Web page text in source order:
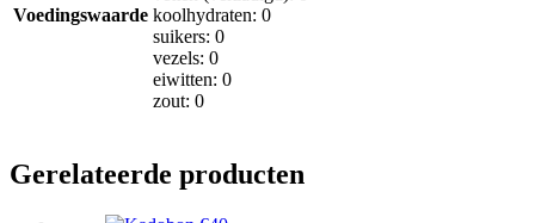
Voedingswaarde koolhydraten: 0
suikers: 0
vezels: 0
eiwitten: 0
zout: 0
Gerelateerde producten